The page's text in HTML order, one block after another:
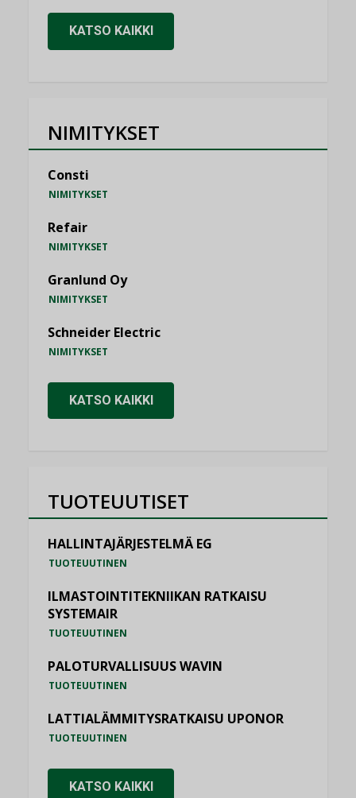
KATSO KAIKKI
NIMITYKSET
Consti
NIMITYKSET
Refair
NIMITYKSET
Granlund Oy
NIMITYKSET
Schneider Electric
NIMITYKSET
KATSO KAIKKI
TUOTEUUTISET
HALLINTAJÄRJESTELMÄ EG
TUOTEUUTINEN
ILMASTOINTITEKNIIKAN RATKAISU
SYSTEMAIR
TUOTEUUTINEN
PALOTURVALLISUUS WAVIN
TUOTEUUTINEN
LATTIALÄMMITYSRATKAISU UPONOR
TUOTEUUTINEN
KATSO KAIKKI